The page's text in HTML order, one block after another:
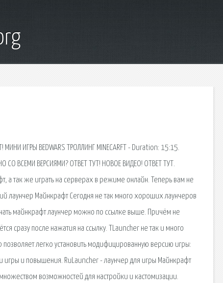
ИГРЫ BEDWARS ТРОЛЛИНГ MINECARFT - Duration: 15:15.
СО ВСЕМИ ВЕРСИЯМИ? ОТВЕТ ТУТ! НОВОЕ ВИДЕО! ОТВЕТ ТУТ.
а так же играть на серверах в режиме онлайн. Теперь вам не
лаунчер Майнкрафт Сегодня не так много хороших лаунчеров
майнкрафт лаунчер можно по ссылке выше. Причём не
сразу после нажатия на ссылку. TLauncher не так и много
легко установить модифицированную версию игры:
и повышения. RuLauncher - лаунчер для игры Майнкрафт
возможностей для настройки и кастомизации.